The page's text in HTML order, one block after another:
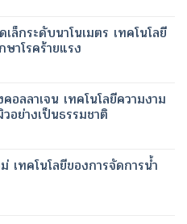
ล็กระดับนาโนเมตร เทคโนโลยี
าโรคร้ายแรง
อลลาเจน เทคโนโลยีความงาม
อย่างเป็นธรรมชาติ
เทคโนโลยีของการจัดการน้ำ